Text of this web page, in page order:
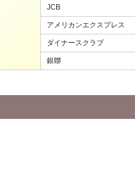
JCB
アメリカンエクスプレス
ダイナースクラブ
銀聯